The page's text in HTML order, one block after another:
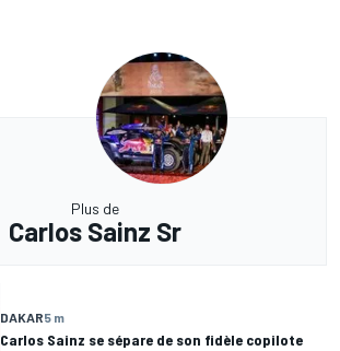
Plus de
Carlos Sainz Sr
DAKAR5 m
Carlos Sainz se sépare de son fidèle copilote